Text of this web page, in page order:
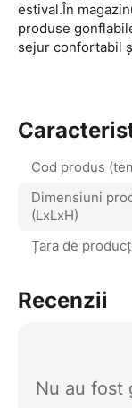
estival.În
produse
sejur confortabil
Cod produs
Dimensiuni
(LxLxH)
Țara de
Recenzii
Nu au fost